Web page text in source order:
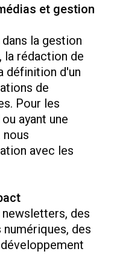
et gestion
la gestion
la rédaction de
définition d'un
de
Pour les
ayant une
avec les
des
des